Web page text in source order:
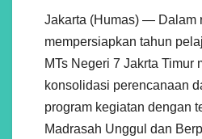
Jakarta (Humas) — Dalam
mempersiapkan tahun
MTs Negeri 7 Jakrta Timur
konsolidasi perencanaan
program kegiatan dengan
Madrasah Unggul dan